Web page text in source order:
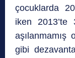
çocuklarda
iken 2013’te
gibi